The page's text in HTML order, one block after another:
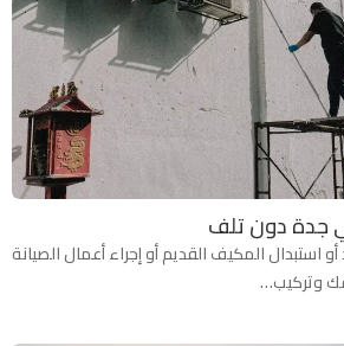
جدة دون تلف
أو استبدال المكيف القديم أو إجراء أعمال الصيانة
فك وتركيب…